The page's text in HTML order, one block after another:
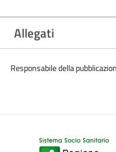
Allegati
Responsabile della